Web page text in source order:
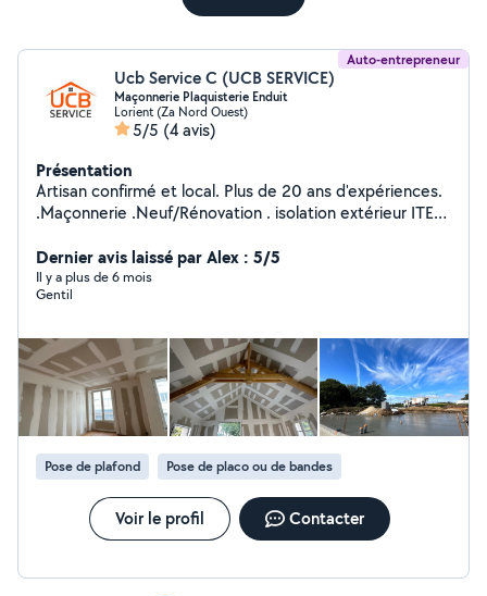
Auto-entrepreneur
Ucb Service C (UCB SERVICE)
Maçonnerie Plaquisterie Enduit
Lorient (Za Nord Ouest)
5/5 (4 avis)
Présentation
Artisan confirmé et local. Plus de 20 ans d'expériences.
.Maçonnerie .Neuf/Rénovation . isolation extérieur ITE
Lorient et ses alentours Déplacement et devis gratuit.
Dernier avis laissé par Alex : 5/5
Il y a plus de 6 mois
Gentil
Pose de plafond Pose de placo ou de bandes
Voir le profil Contacter